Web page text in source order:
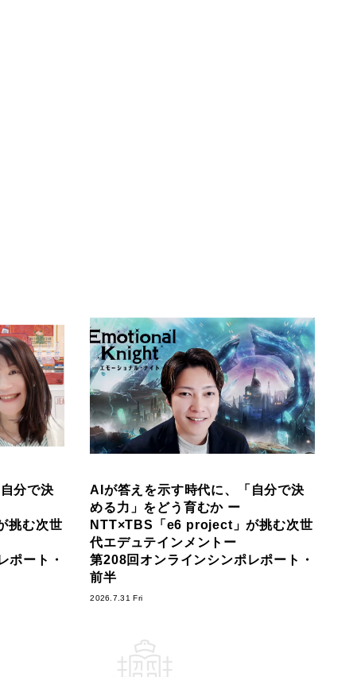
分で決
挑む次世
ポート・
AIが答えを示す時代に、「自分で決
める力」をどう育むか ー
NTT×TBS「e6 project」が挑む次世
代エデュテインメントー
第208回オンラインシンポレポート・
前半
2026.7.31 Fri